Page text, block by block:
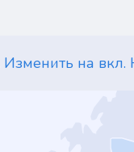
Изменить на